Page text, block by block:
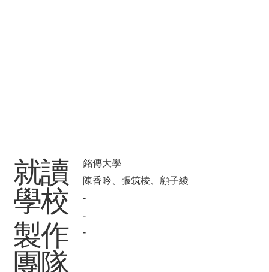
​就讀
學校
製作
團隊
銘傳大學
陳香吟、張筑棱、顧子綾
-
-
-